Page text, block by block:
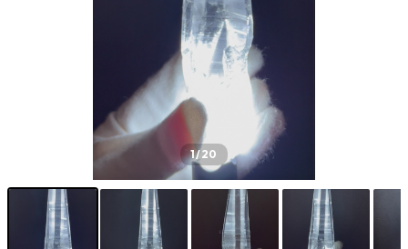
1/20